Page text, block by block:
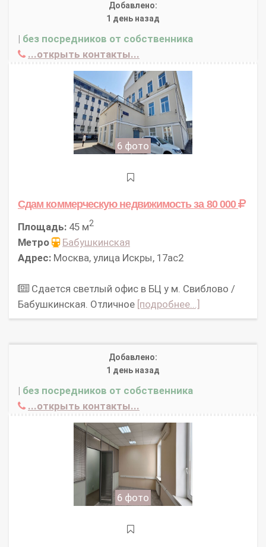
Добавлено:
1 день назад
| без посредников от собственника
...открыть контакты...
6 фото
Сдам коммерческую недвижимостьза 80 000
Площадь: 45 м2
Метро
Бабушкинская
Адрес: Москва, улица Искры, 17ас2
Сдается светлый офис в БЦ у м. Свиблово /
Бабушкинская. Отличное [подробнее...]
Добавлено:
1 день назад
| без посредников от собственника
...открыть контакты...
6 фото